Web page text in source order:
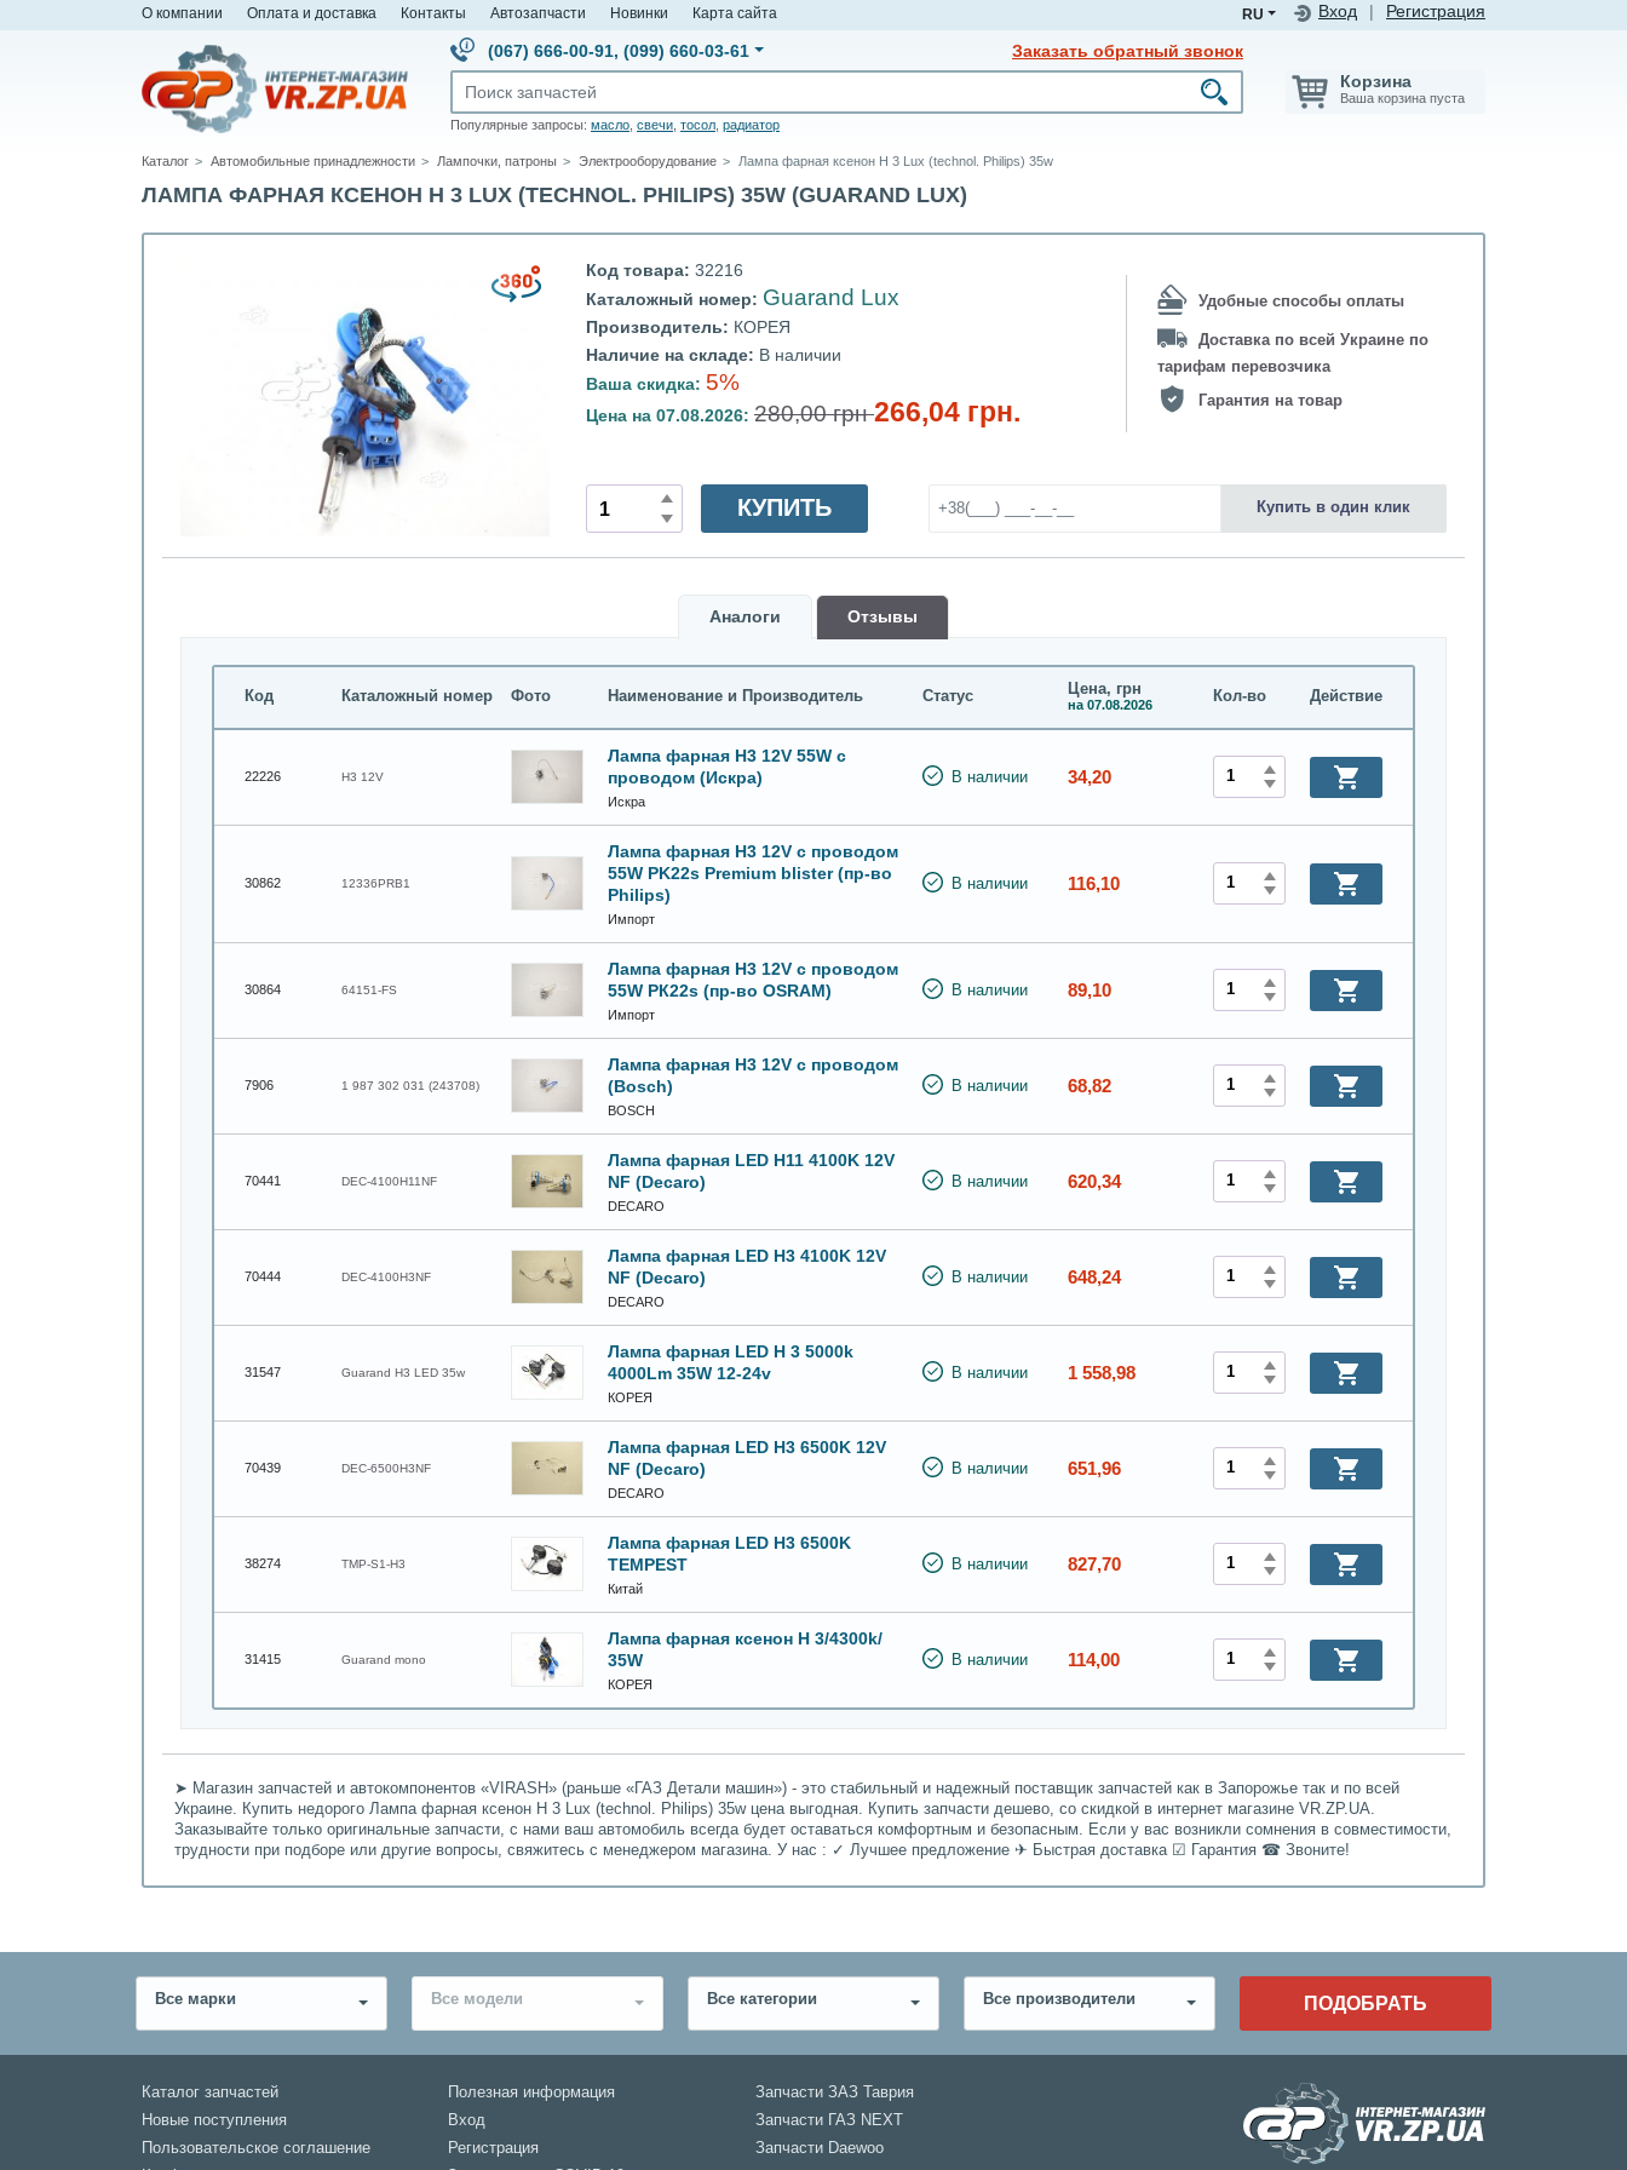
О компании Оплата и доставка Контакты Автозапчасти Новинки Карта сайта Вход Регистрация
RU
(067) 666-00-91, (099) 660-03-61 Заказать обратный звонок
Популярные запросы: масло свечи тосол радиатор
Корзина
Ваша корзина пуста
Каталог Автомобильные принадлежности Лампочки, патроны Электрооборудование Лампа фарная ксенон H 3 Lux (technol. Philips) 35w
ЛАМПА ФАРНАЯ КСЕНОН H 3 LUX (TECHNOL. PHILIPS) 35W (GUARAND LUX)
Код товара: 32216
Каталожный номер: Guarand Lux
Производитель: КОРЕЯ
Наличие на складе: В наличии
Ваша скидка: 5%
Цена на 07.08.2026: 280,00 грн266,04 грн.
Удобные способы оплаты
Доставка по всей Украине по
тарифам перевозчика
Гарантия на товар
КУПИТЬ Купить в один клик
Аналоги Oтзывы
Код Каталожный номер Фото Наименование и Производитель Статус Цена, грн
на 07.08.2026 Кол-во Действие
22226 H3 12V
Лампа фарная H3 12V 55W с
проводом (Искра)
Искра
В наличии 34,20
30862 12336PRB1
Лампа фарная H3 12V с проводом
55W PK22s Premium blister (пр-во
Philips)
Импорт
В наличии 116,10
30864 64151-FS
Лампа фарная H3 12V с проводом
55W PК22s (пр-во OSRAM)
Импорт
В наличии 89,10
7906 1 987 302 031 (243708)
Лампа фарная H3 12V с проводом
(Bosch)
BOSCH
В наличии 68,82
70441 DEC-4100H11NF
Лампа фарная LED H11 4100K 12V
NF (Decaro)
DECARO
В наличии 620,34
70444 DEC-4100H3NF
Лампа фарная LED H3 4100K 12V
NF (Decaro)
DECARO
В наличии 648,24
31547 Guarand H3 LED 35w
Лампа фарная LED H 3 5000k
4000Lm 35W 12-24v
КОРЕЯ
В наличии 1 558,98
70439 DEC-6500H3NF
Лампа фарная LED H3 6500K 12V
NF (Decaro)
DECARO
В наличии 651,96
38274 TMP-S1-H3
Лампа фарная LED H3 6500K
TEMPEST
Китай
В наличии 827,70
31415 Guarand mono
Лампа фарная ксенон H 3/4300k/
35W
КОРЕЯ
В наличии 114,00
➤ Магазин запчастей и автокомпонентов «VIRASH» (раньше «ГАЗ Детали машин») - это стабильный и надежный поставщик запчастей как в Запорожье так и по всей
Украине. Купить недорого Лампа фарная ксенон H 3 Lux (technol. Philips) 35w цена выгодная. Купить запчасти дешево, со скидкой в интернет магазине VR.ZP.UA.
Заказывайте только оригинальные запчасти, с нами ваш автомобиль всегда будет оставаться комфортным и безопасным. Если у вас возникли сомнения в совместимости,
трудности при подборе или другие вопросы, свяжитесь с менеджером магазина. У нас : ✓ Лучшее предложение ✈ Быстрая доставка ☑ Гарантия ☎ Звоните!
Все марки Все модели Все категории Все производители ПОДОБРАТЬ
Каталог запчастей
Новые поступления
Пользовательское соглашение
Полезная информация
Вход
Регистрация
Запчасти ЗАЗ Таврия
Запчасти ГАЗ NEXT
Запчасти Daewoo